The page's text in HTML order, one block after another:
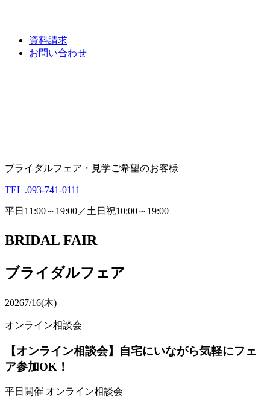
資料請求
お問い合わせ
ブライダルフェア・見学ご希望のお客様
TEL .093-741-0111
平日11:00～19:00／土日祝10:00～19:00
BRIDAL FAIR
ブライダルフェア
20267/16(木)
オンライン相談会
【オンライン相談会】自宅にいながら気軽にフェ
ア参加OK！
平日開催 オンライン相談会